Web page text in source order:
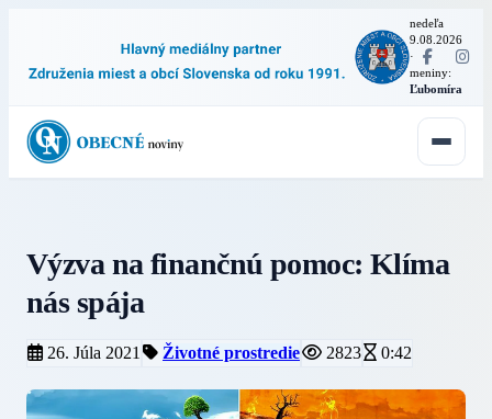
nedeľa
9.08.2026
·
meniny:
Ľubomíra
Výzva na finančnú pomoc: Klíma
nás spája
26. Júla 2021 Životné prostredie 2823 0:42